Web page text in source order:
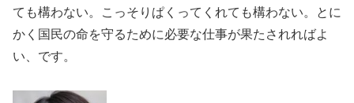
ても構わない。こっそりぱくってくれても構わない。とに
かく国民の命を守るために必要な仕事が果たされればよ
い、です。